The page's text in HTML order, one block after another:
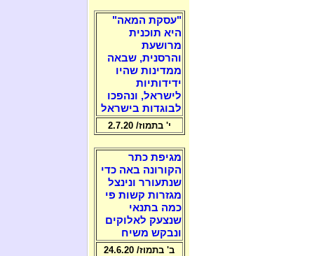
"עסקת המאה"
היא תוכנית
מרושעת
והרסנית, שבאה
ממדינות שהיו
ידידותיות
לישראל, ונהפכו
לבוגדות בישראל
י' בתמוז/ 2.7.20
מגיפת כתר
הקורונה באה כדי
שנתעורר ונינצל
מגזרות קשות פי
כמה בתנאי
שנצעק לאלוקים
ונבקש משיח
ב' בתמוז/ 24.6.20